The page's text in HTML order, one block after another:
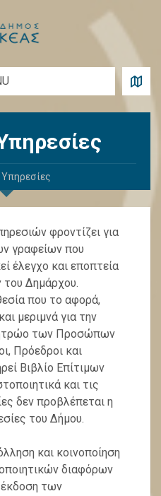
Υπηρεσίες
φροντίζει για
γραφείων που
έλεγχο και εποπτεία
Δημάρχου.
που το αφορά,
μεριμνά για την
των Προσώπων
Πρόεδροι και
Βιβλίο Επίτιμων
και τις
δεν προβλέπεται η
του Δήμου.
και κοινοποίηση
διαφόρων
των